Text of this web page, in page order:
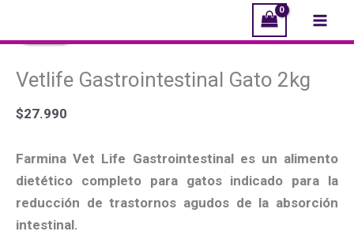
Vetlife Gastrointestinal Gato 2kg
$27.990
Farmina Vet Life Gastrointestinal es un alimento
dietético completo para gatos indicado para la
reducción de trastornos agudos de la absorción
intestinal.
2kg
era:
es:
era:
es: